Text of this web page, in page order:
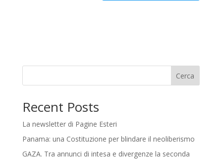
Cerca
Recent Posts
La newsletter di Pagine Esteri
Panama: una Costituzione per blindare il neoliberismo
GAZA. Tra annunci di intesa e divergenze la seconda